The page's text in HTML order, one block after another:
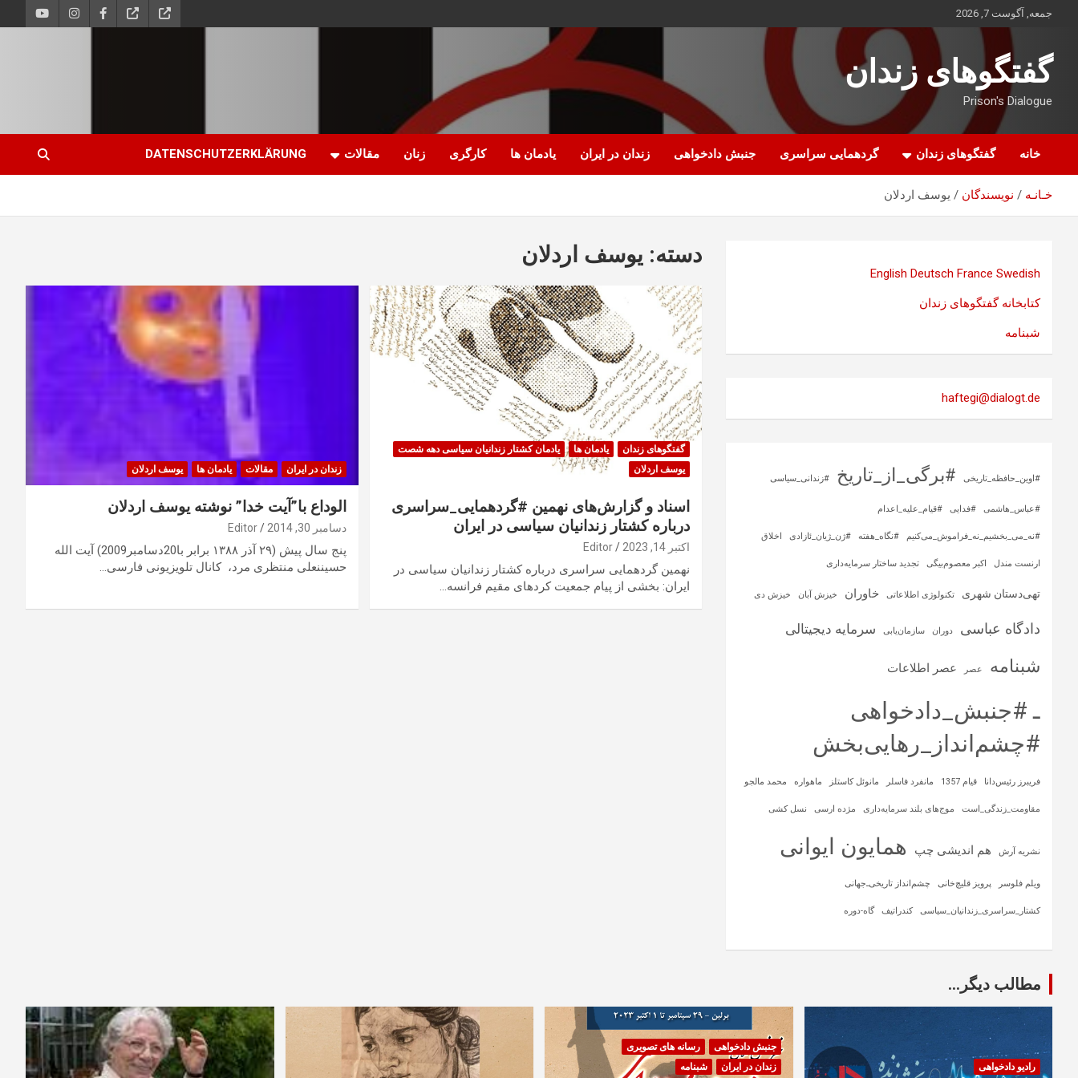
جمعه, آگوست 7, 2026
گفتگوهای زندان
Prison's Dialogue
خانه گفتگوهای زندان گردهمایی سراسری جنبش دادخواهی زندان در ایران یادمان ها کارگری زنان مقالات DATENSCHUTZERKLÄRUNG
خـانـه نویسندگان یوسف اردلان
دسته: یوسف اردلان
گفتگوهای زندان یادمان ها
یادمان کشتار زندانیان سیاسی دهه شصت
یوسف اردلان
اسناد و گزارش‌های نهمین #گردهمایی_سراسری
درباره کشتار زندانیان سیاسی در ایران
اکتبر 14, 2023 Editor
نهمین گردهمایی سراسری درباره کشتار زندانیان سیاسی در
ایران: بخشی از پیام جمعیت کردهای مقیم فرانسە…
زندان در ایران مقالات یادمان ها یوسف اردلان
الوداع با”آیت خدا” نوشته یوسف اردلان
دسامبر 30, 2014 Editor
پنج سال پیش (٢٩ آذر ١٣٨٨ برابر با20دسامبر2009) آیت اللە
حسیننعلی منتظری مرد، کانال تلویزیونی فارسی…
English Deutsch France Swedish
کتابخانه گفتگوهای زندان
شبنامه
haftegi@dialogt.de
#اوین_حافظه_تاریخی #برگی_از_تاریخ #زندانی_سیاسی
#عباس_هاشمی #فدایی #قیام_علیه_اعدام
#نه_می_بخشیم_نه_فراموش_می‌کنیم #نگاه_هفته #ژن_ژیان_ئازادی اخلاق
ارنست مندل اکبر معصوم‌بیگی تجدید ساختار سرمایه‌داری
تهی‌دستان شهری تکنولوژی اطلاعاتی خاوران خیزش آبان خیزش دی
دادگاه عباسی دوران سازمان‌یابی سرمایه‌ دیجیتالی
شبنامه عصر عصر اطلاعات
ـ #جنبش_دادخواهی
#چشم‌انداز_رهایی‌بخش
فریبرز رئیس‌دانا قیام 1357 مانفرد فاسلر مانوئل کاستلز ماهواره‌ محمد مالجو
مقاومت_زندگی_است موج‌های بلند سرمایه‌داری مژده ارسی نسل کشی
نشریه آرش هم اندیشی چپ همایون ایوانی
ویلم فلوسر پرویز قلیچ‌خانی چشم‌انداز تاریخی‌ـ‌جهانی
کشتار_سراسری_زندانیان_سیاسی کندراتیف گاه-دوره
مطالب دیگر...
رادیو دادخواهی
جنبش دادخواهی
رسانه های تصویری
زندان در ایران
شبنامه